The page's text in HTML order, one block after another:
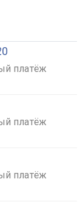
платёж
платёж
платёж